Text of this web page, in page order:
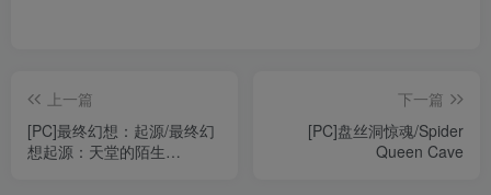
上一篇
[PC]最终幻想：起源/最终幻
想起源：天堂的陌生
下一篇
[PC]盘丝洞惊魂/Spider
Queen Cave